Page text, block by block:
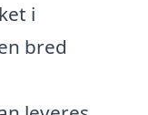
i
bred